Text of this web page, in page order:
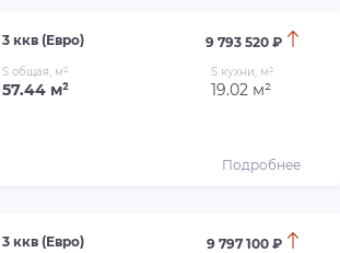
3 ккв (Евро) 9 793 520 ₽
S общая, м²
57.44 м²
S кухни, м²
19.02 м²
Подробнее
3 ккв (Евро) 9 797 100 ₽